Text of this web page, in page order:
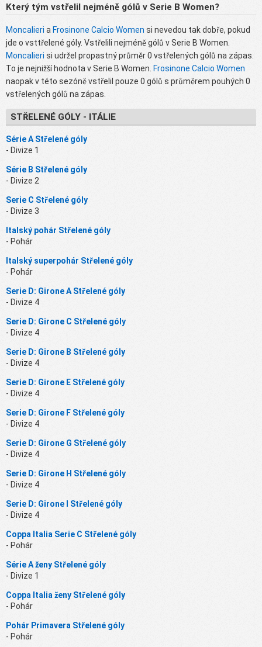
Který tým vstřelil nejméně gólů v Serie B Women?
Moncalieri a Frosinone Calcio Women si nevedou tak dobře, pokud
jde o vsttřelené góly. Vstřelili nejméně gólů v Serie B Women.
Moncalieri si udržel propastný průměr 0 vstřelených gólů na zápas.
To je nejnižší hodnota v Serie B Women. Frosinone Calcio Women
naopak v této sezóně vstřelil pouze 0 gólů s průměrem pouhých 0
vstřelených gólů na zápas.
STŘELENÉ GÓLY - ITÁLIE
Série A Střelené góly
- Divize 1
Série B Střelené góly
- Divize 2
Serie C Střelené góly
- Divize 3
Italský pohár Střelené góly
- Pohár
Italský superpohár Střelené góly
- Pohár
Serie D: Girone A Střelené góly
- Divize 4
Serie D: Girone C Střelené góly
- Divize 4
Serie D: Girone B Střelené góly
- Divize 4
Serie D: Girone E Střelené góly
- Divize 4
Serie D: Girone F Střelené góly
- Divize 4
Serie D: Girone G Střelené góly
- Divize 4
Serie D: Girone H Střelené góly
- Divize 4
Serie D: Girone I Střelené góly
- Divize 4
Coppa Italia Serie C Střelené góly
- Pohár
Série A ženy Střelené góly
- Divize 1
Coppa Italia ženy Střelené góly
- Pohár
Pohár Primavera Střelené góly
- Pohár